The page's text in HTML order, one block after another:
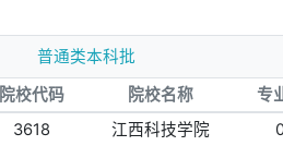
普通类本科批
院校代码
院校名称 专
3618
江西科技学院